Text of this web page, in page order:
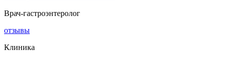
Врач-гастроэнтеролог
отзывы
Клиника